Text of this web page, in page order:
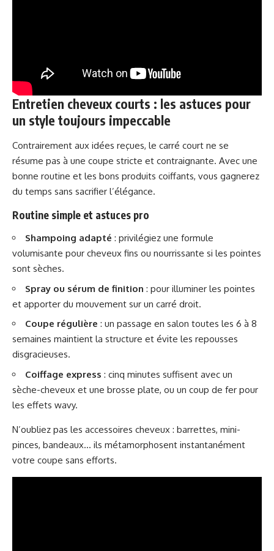
Entretien cheveux courts : les astuces pour
un style toujours impeccable
Contrairement aux idées reçues, le carré court ne se
résume pas à une coupe stricte et contraignante. Avec une
bonne routine et les bons produits coiffants, vous gagnerez
du temps sans sacrifier l’élégance.
Routine simple et astuces pro
Shampoing adapté : privilégiez une formule
volumisante pour cheveux fins ou nourrissante si les pointes
sont sèches.
Spray ou sérum de finition : pour illuminer les pointes
et apporter du mouvement sur un carré droit.
Coupe régulière : un passage en salon toutes les 6 à 8
semaines maintient la structure et évite les repousses
disgracieuses.
Coiffage express : cinq minutes suffisent avec un
sèche-cheveux et une brosse plate, ou un coup de fer pour
les effets wavy.
N’oubliez pas les accessoires cheveux : barrettes, mini-
pinces, bandeaux… ils métamorphosent instantanément
votre coupe sans efforts.